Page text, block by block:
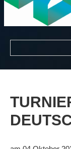
VEREIN
Der Vorstand